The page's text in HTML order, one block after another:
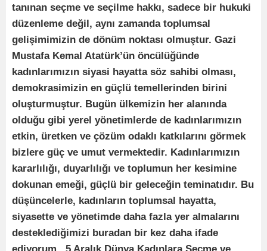
tanınan seçme ve seçilme hakkı, sadece bir hukuki
düzenleme değil, aynı zamanda toplumsal
gelişimimizin de dönüm noktası olmuştur. Gazi
Mustafa Kemal Atatürk’ün öncülüğünde
kadınlarımızın siyasi hayatta söz sahibi olması,
demokrasimizin en güçlü temellerinden birini
oluşturmuştur. Bugün ülkemizin her alanında
olduğu gibi yerel yönetimlerde de kadınlarımızın
etkin, üretken ve çözüm odaklı katkılarını görmek
bizlere güç ve umut vermektedir. Kadınlarımızın
kararlılığı, duyarlılığı ve toplumun her kesimine
dokunan emeği, güçlü bir geleceğin teminatıdır. Bu
düşüncelerle, kadınların toplumsal hayatta,
siyasette ve yönetimde daha fazla yer almalarını
desteklediğimizi buradan bir kez daha ifade